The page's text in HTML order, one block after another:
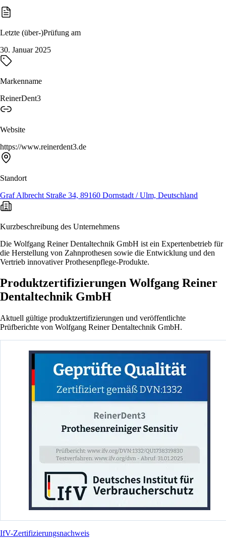
Letzte (über-)Prüfung am
30. Januar 2025
Markenname
ReinerDent3
Website
https://www.reinerdent3.de
Standort
Graf Albrecht Straße 34, 89160 Dornstadt / Ulm, Deutschland
Kurzbeschreibung des Unternehmens
Die Wolfgang Reiner Dentaltechnik GmbH ist ein Expertenbetrieb für
die Herstellung von Zahnprothesen sowie die Entwicklung und den
Vertrieb innovativer Prothesenpflege-Produkte.
Produktzertifizierungen Wolfgang Reiner
Dentaltechnik GmbH
Aktuell gültige produktzertifizierungen und veröffentlichte
Prüfberichte von Wolfgang Reiner Dentaltechnik GmbH.
IfV-Zertifizierungsnachweis